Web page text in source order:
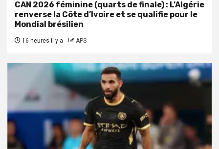
CAN 2026 féminine (quarts de finale) : L’Algérie
renverse la Côte d’Ivoire et se qualifie pour le
Mondial brésilien
16 heures il y a APS